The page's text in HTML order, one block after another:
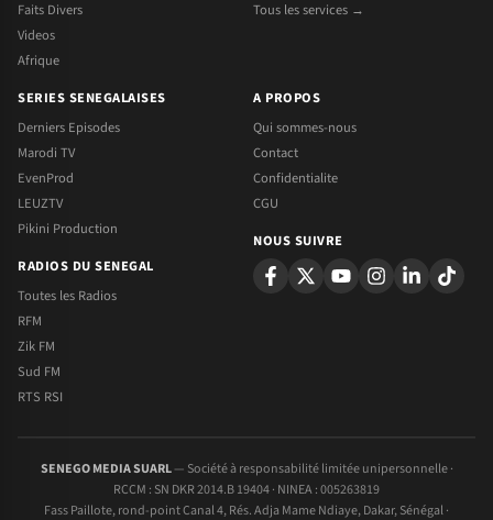
Faits Divers
Videos
Afrique
Tous les services →
SERIES SENEGALAISES
Derniers Episodes
Marodi TV
EvenProd
LEUZTV
Pikini Production
RADIOS DU SENEGAL
Toutes les Radios
RFM
Zik FM
Sud FM
RTS RSI
A PROPOS
Qui sommes-nous
Contact
Confidentialite
CGU
NOUS SUIVRE
SENEGO MEDIA SUARL— Société à responsabilité limitée unipersonnelle ·
RCCM : SN DKR 2014.B 19404 · NINEA : 005263819
Fass Paillote, rond-point Canal 4, Rés. Adja Mame Ndiaye, Dakar, Sénégal ·